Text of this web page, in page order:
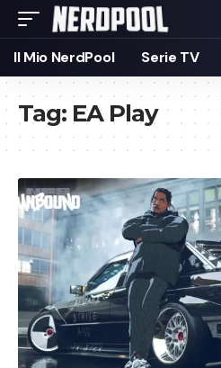
Il Mio NerdPool Serie TV
Tag: EA Play